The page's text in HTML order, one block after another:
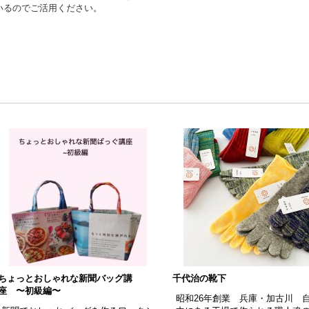
のでご活用ください。
ょっとおしゃれな新聞バッグ講
〜初級編〜
千代治の靴下
昭和26年創業 兵庫・加古川